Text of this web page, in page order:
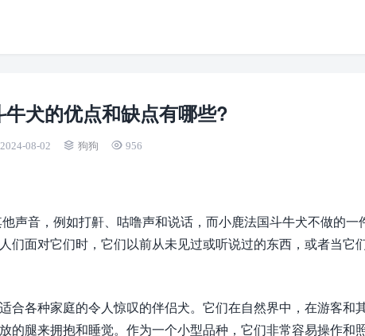
犬的优点和缺点有哪些?
2024-08-02 狗狗 956
声音，例如打鼾、咕噜声和说话，而小鹿法国斗牛犬不做的一
们面对它们时，它们以前从未见过或听说过的东西，或者当它
合各种家庭的令人惊叹的伴侣犬。它们在自然界中，在游客和
的腿来拥抱和睡觉。作为一个小型品种，它们非常容易操作和